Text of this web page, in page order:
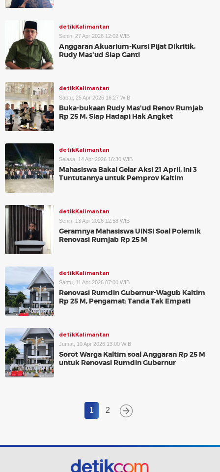
detikKalimantan
Senin, 27 Apr 2026 12:02 WIB
Anggaran Akuarium-Kursi Pijat Dikritik,
Rudy Mas'ud Siap Ganti
detikKalimantan
Sabtu, 25 Apr 2026 16:27 WIB
Buka-bukaan Rudy Mas'ud Renov Rumjab
Rp 25 M, Siap Hadapi Hak Angket
detikKalimantan
Selasa, 14 Apr 2026 16:30 WIB
Mahasiswa Bakal Gelar Aksi 21 April, Ini 3
Tuntutannya untuk Pemprov Kaltim
detikKalimantan
Senin, 13 Apr 2026 12:58 WIB
Geramnya Mahasiswa UINSI Soal Polemik
Renovasi Rumjab Rp 25 M
detikKalimantan
Sabtu, 11 Apr 2026 07:00 WIB
Renovasi Rumdin Gubernur-Wagub Kaltim
Rp 25 M, Pengamat: Tanda Tak Empati
detikKalimantan
Jumat, 10 Apr 2026 13:00 WIB
Sorot Warga Kaltim soal Anggaran Rp 25 M
untuk Renovasi Rumdin Gubernur
1 2